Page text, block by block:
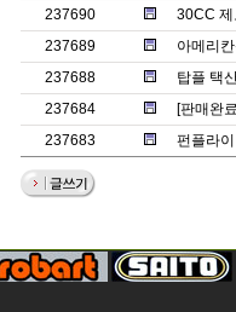
237690
30CC
237689
아메리
237688
탑플 택
237684
[판매완
237683
펀플라